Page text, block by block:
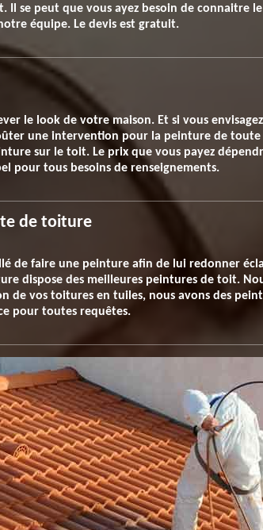
Il se peut que vous ayez besoin de connaitre
équipe. Le devis est gratuit.
le look de votre maison. Et si vous
une intervention pour la peinture de
sur le toit. Le prix que vous payez
pour tous besoins de renseignements.
de toiture
de faire une peinture afin de lui redonner
dispose des meilleures peintures de toit.
de vos toitures en tuiles, nous avons des
pour toutes requêtes.